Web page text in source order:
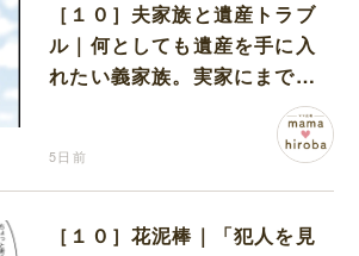
［１０］夫家族と遺産トラブ
ル｜何としても遺産を手に入
れたい義家族。実家にまで押
しかける執念に言葉を失う
5日前
［１０］花泥棒｜「犯人を見